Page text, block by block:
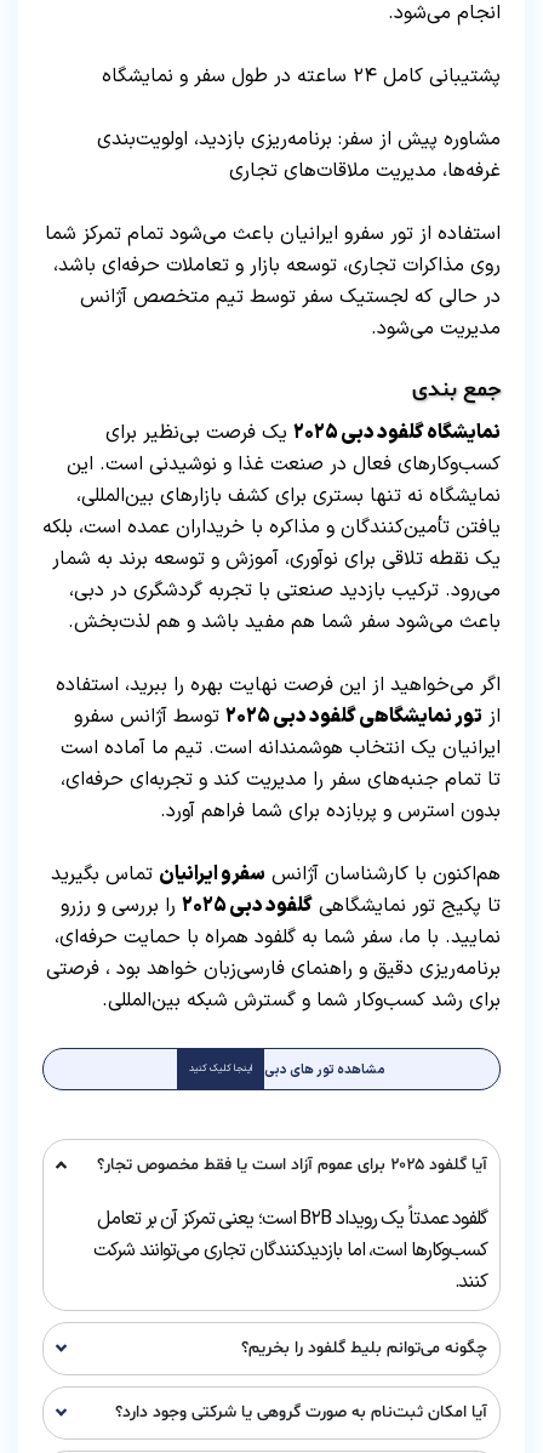
انجام می‌شود.
پشتیبانی کامل ۲۴ ساعته در طول سفر و نمایشگاه
مشاوره پیش از سفر: برنامه‌ریزی بازدید، اولویت‌بندی
غرفه‌ها، مدیریت ملاقات‌های تجاری
استفاده از تور سفرو ایرانیان باعث می‌شود تمام تمرکز شما
روی مذاکرات تجاری، توسعه بازار و تعاملات حرفه‌ای باشد،
در حالی که لجستیک سفر توسط تیم متخصص آژانس
مدیریت می‌شود.
جمع‌ بندی
نمایشگاه گلفود دبی ۲۰۲۵
یک فرصت بی‌نظیر برای
کسب‌وکارهای فعال در صنعت غذا و نوشیدنی است. این
نمایشگاه نه تنها بستری برای کشف بازارهای بین‌المللی،
یافتن تأمین‌کنندگان و مذاکره با خریداران عمده است، بلکه
یک نقطه تلاقی برای نوآوری، آموزش و توسعه برند به شمار
می‌رود. ترکیب بازدید صنعتی با تجربه گردشگری در دبی،
باعث می‌شود سفر شما هم مفید باشد و هم لذت‌بخش.
اگر می‌خواهید از این فرصت نهایت بهره را ببرید، استفاده
از تور نمایشگاهی گلفود دبی ۲۰۲۵
توسط آژانس سفرو
ایرانیان یک انتخاب هوشمندانه است. تیم ما آماده است
تا تمام جنبه‌های سفر را مدیریت کند و تجربه‌ای حرفه‌ای،
بدون استرس و پربازده برای شما فراهم آورد.
هم‌اکنون با کارشناسان آژانس سفرو ایرانیان تماس بگیرید
تا پکیج تور نمایشگاهی گلفود دبی ۲۰۲۵
را بررسی و رزرو
نمایید. با ما، سفر شما به گلفود همراه با حمایت حرفه‌ای،
برنامه‌ریزی دقیق و راهنمای فارسی‌زبان خواهد بود ، فرصتی
برای رشد کسب‌وکار شما و گسترش شبکه بین‌المللی.
مشاهده تور های دبی اینجا کلیک کنید
آیا گلفود ۲۰۲۵ برای عموم آزاد است یا فقط مخصوص تجار؟
گلفود عمدتاً یک رویداد B۲B است؛ یعنی تمرکز آن بر تعامل
کسب‌وکارها است، اما بازدیدکنندگان تجاری می‌توانند شرکت
کنند.
چگونه می‌توانم بلیط گلفود را بخریم؟
آیا امکان ثبت‌نام به صورت گروهی یا شرکتی وجود دارد؟